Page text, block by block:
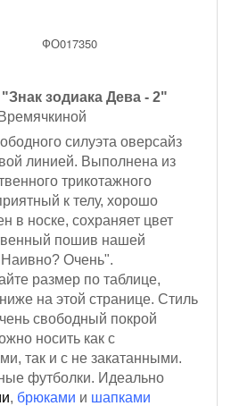
ФО017350
"Знак зодиака Дева - 2"
силуэта оверсайз
линией. Выполнена из
трикотажного
к телу, хорошо
в носке, сохраняет цвет
пошив нашей
Очень".
размер по таблице,
на этой странице. Стиль
свободный покрой
носить как с
так и с не закатанными.
футболки. Идеально
, брюками и шапками